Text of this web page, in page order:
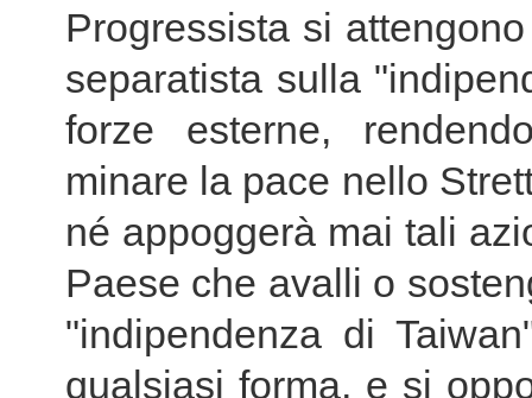
Progressista si
separatista sulla
forze esterne,
minare la pace nello
né appoggerà mai tali
Paese che avalli o
"indipendenza di
qualsiasi forma, e si